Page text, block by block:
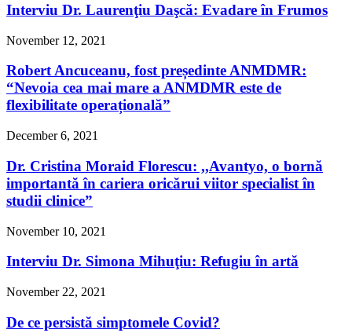
Interviu Dr. Laurenţiu Daşcă: Evadare în Frumos
November 12, 2021
Robert Ancuceanu, fost președinte ANMDMR:
“Nevoia cea mai mare a ANMDMR este de
flexibilitate operațională”
December 6, 2021
Dr. Cristina Moraid Florescu: ,,Avantyo, o bornă
importantă în cariera oricărui viitor specialist în
studii clinice”
November 10, 2021
Interviu Dr. Simona Mihuţiu: Refugiu în artă
November 22, 2021
De ce persistă simptomele Covid?